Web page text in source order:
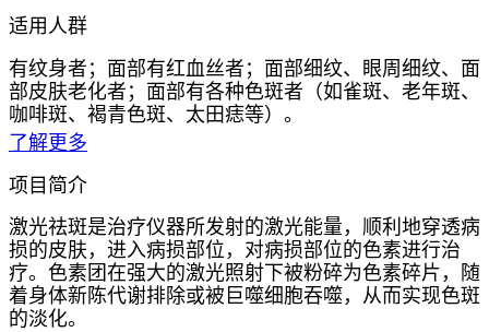
适用人群
有纹身者；面部有红血丝者；面部细纹、眼周细纹、面
部皮肤老化者；面部有各种色斑者（如雀斑、老年斑、
咖啡斑、褐青色斑、太田痣等）。
了解更多
项目简介
激光祛斑是治疗仪器所发射的激光能量，顺利地穿透病
损的皮肤，进入病损部位，对病损部位的色素进行治
疗。色素团在强大的激光照射下被粉碎为色素碎片，随
着身体新陈代谢排除或被巨噬细胞吞噬，从而实现色斑
的淡化。